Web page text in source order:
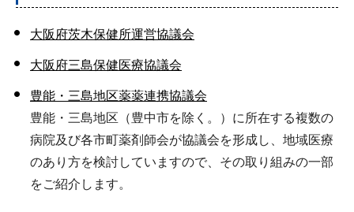
大阪府茨木保健所運営協議会
大阪府三島保健医療協議会
豊能・三島地区薬薬連携協議会
豊能・三島地区（豊中市を除く。）に所在する複数の
病院及び各市町薬剤師会が協議会を形成し、地域医療
のあり方を検討していますので、その取り組みの一部
をご紹介します。